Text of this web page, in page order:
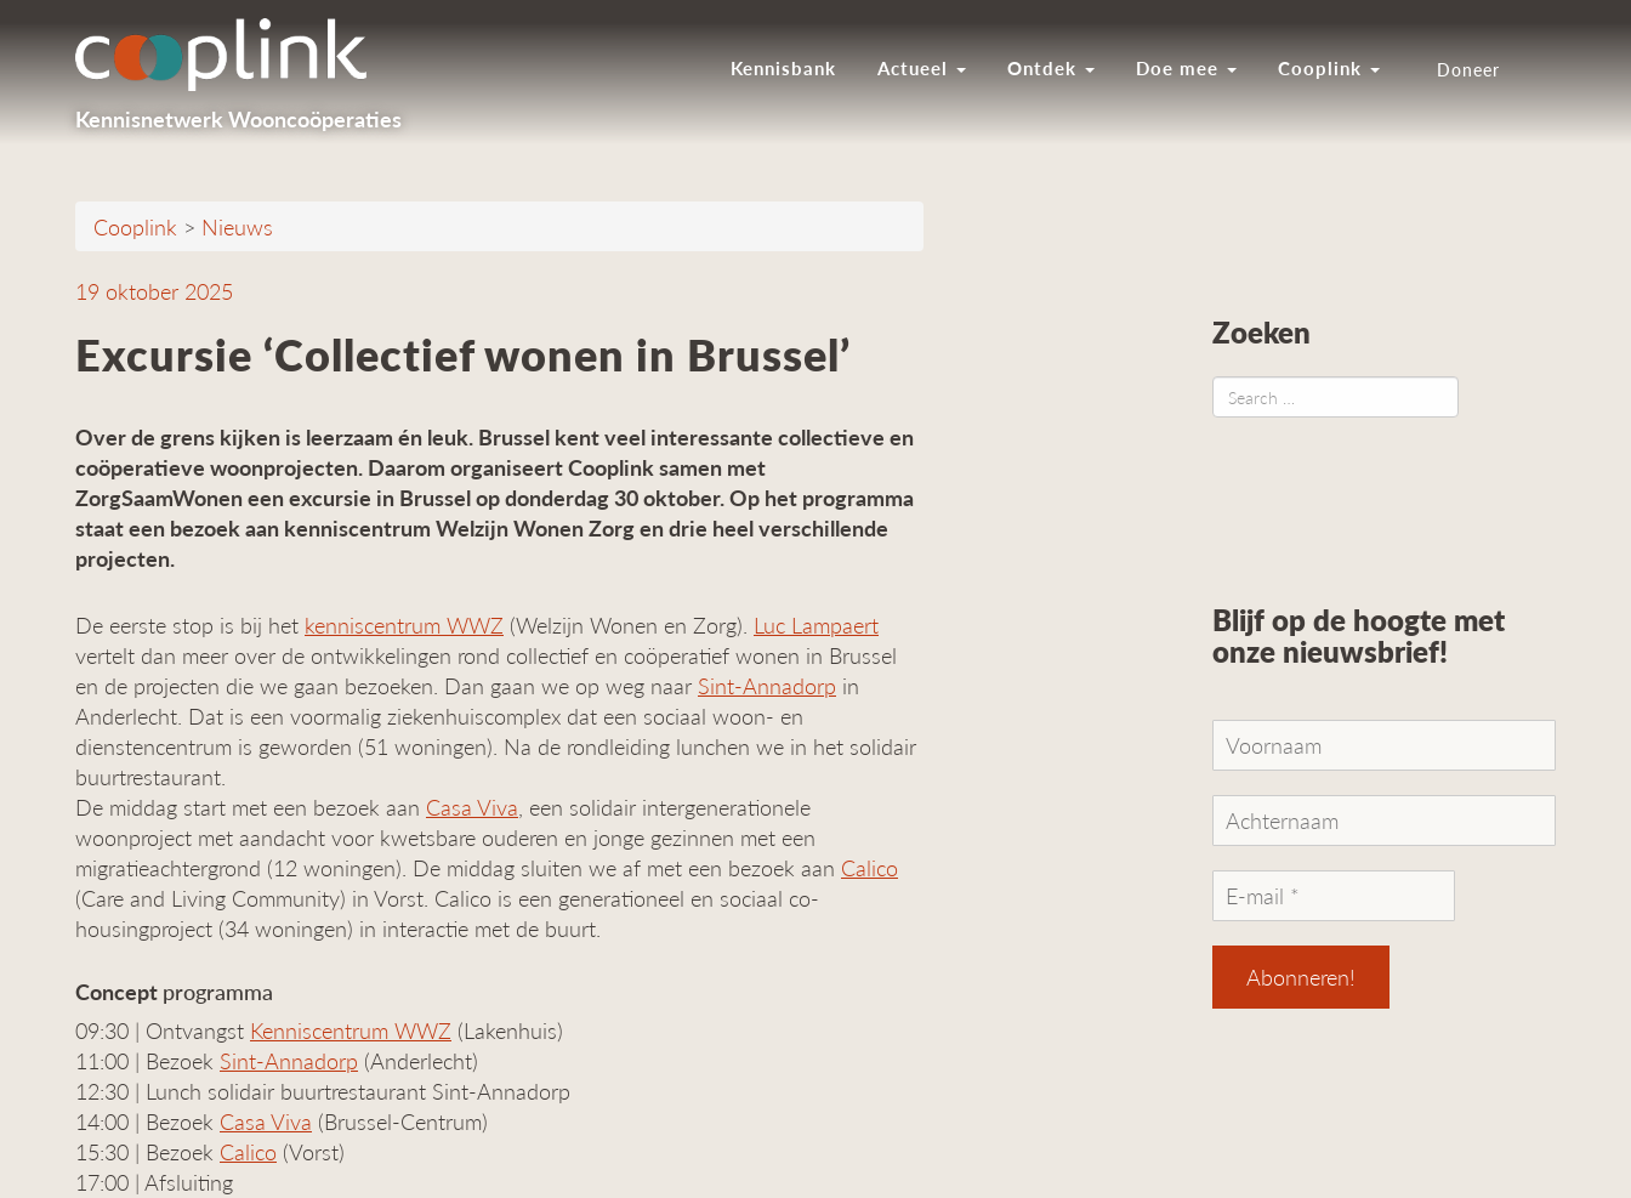
Kennisnetwerk Wooncoöperaties
Kennisbank Actueel Ontdek Doe mee Cooplink Doneer
Cooplink > Nieuws
19 oktober 2025
Excursie ‘Collectief wonen in Brussel’
Over de grens kijken is leerzaam én leuk. Brussel kent veel interessante collectieve en
coöperatieve woonprojecten. Daarom organiseert Cooplink samen met
ZorgSaamWonen een excursie in Brussel op donderdag 30 oktober. Op het programma
staat een bezoek aan kenniscentrum Welzijn Wonen Zorg en drie heel verschillende
projecten.
De eerste stop is bij het kenniscentrum WWZ (Welzijn Wonen en Zorg). Luc Lampaert
vertelt dan meer over de ontwikkelingen rond collectief en coöperatief wonen in Brussel
en de projecten die we gaan bezoeken. Dan gaan we op weg naar Sint-Annadorp in
Anderlecht. Dat is een voormalig ziekenhuiscomplex dat een sociaal woon- en
dienstencentrum is geworden (51 woningen). Na de rondleiding lunchen we in het solidair
buurtrestaurant.
De middag start met een bezoek aan Casa Viva, een solidair intergenerationele
woonproject met aandacht voor kwetsbare ouderen en jonge gezinnen met een
migratieachtergrond (12 woningen). De middag sluiten we af met een bezoek aan Calico
(Care and Living Community) in Vorst. Calico is een generationeel en sociaal co-
housingproject (34 woningen) in interactie met de buurt.
Concept programma
09:30 | Ontvangst Kenniscentrum WWZ (Lakenhuis)
11:00 | Bezoek Sint-Annadorp (Anderlecht)
12:30 | Lunch solidair buurtrestaurant Sint-Annadorp
14:00 | Bezoek Casa Viva (Brussel-Centrum)
15:30 | Bezoek Calico (Vorst)
17:00 | Afsluiting
Zoeken
Blijf op de hoogte met
onze nieuwsbrief!